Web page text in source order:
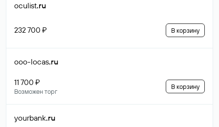
oculist.ru
232 700 ₽ В корзину
ooo-locas.ru
11 700 ₽
Возможен торг
В корзину
yourbank.ru